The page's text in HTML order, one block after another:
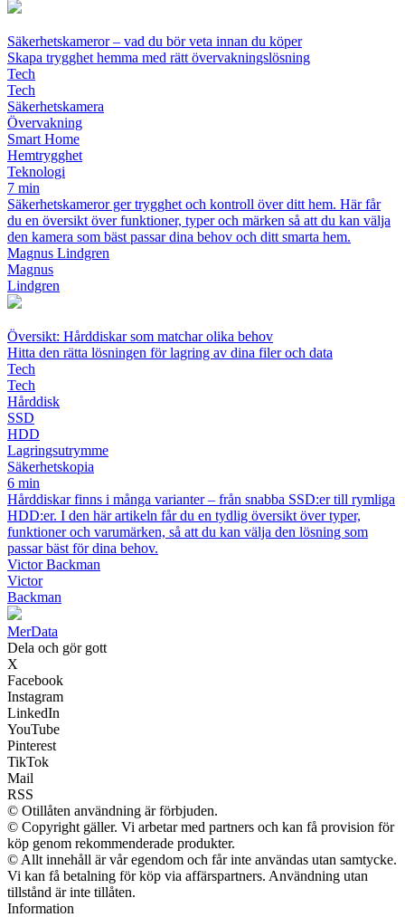
Säkerhetskameror – vad du bör veta innan du köper
Skapa trygghet hemma med rätt övervakningslösning
Tech
Tech
Säkerhetskamera
Övervakning
Smart Home
Hemtrygghet
Teknologi
7 min
Säkerhetskameror ger trygghet och kontroll över ditt hem. Här får
du en översikt över funktioner, typer och märken så att du kan välja
den kamera som bäst passar dina behov och ditt smarta hem.
Magnus Lindgren
Magnus
Lindgren
Översikt: Hårddiskar som matchar olika behov
Hitta den rätta lösningen för lagring av dina filer och data
Tech
Tech
Hårddisk
SSD
HDD
Lagringsutrymme
Säkerhetskopia
6 min
Hårddiskar finns i många varianter – från snabba SSD:er till rymliga
HDD:er. I den här artikeln får du en tydlig översikt över typer,
funktioner och varumärken, så att du kan välja den lösning som
passar bäst för dina behov.
Victor Backman
Victor
Backman
MerData
Dela och gör gott
X
Facebook
Instagram
LinkedIn
YouTube
Pinterest
TikTok
Mail
RSS
© Otillåten användning är förbjuden.
© Copyright gäller. Vi arbetar med partners och kan få provision för
köp genom rekommenderade produkter.
© Allt innehåll är vår egendom och får inte användas utan samtycke.
Vi kan få betalning för köp via affärspartners. Användning utan
tillstånd är inte tillåten.
Information